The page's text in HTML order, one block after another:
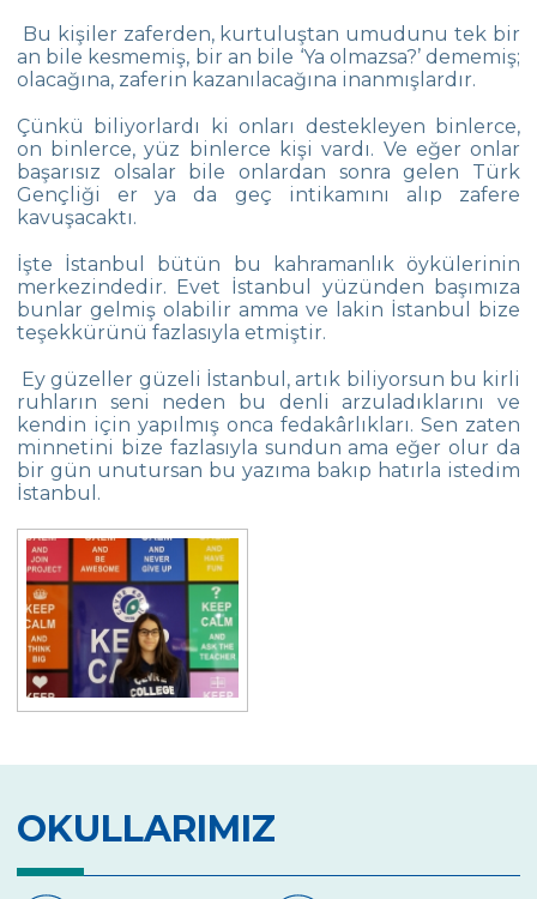
Lise Kız Yüzme Takımımızdan Başarı
Toprak Günü Etkinlikleri
Geleneksel 11. Sınıflar İngilizce Münazara
Turnuvası
Çevre Talks-2021
Çevre Lisesinde Mangala Turnuvası
Çevre Lisesi Uluslararası Sertifika Töreni
ÇEVRE KOLEJİNDE CUMHURİYET COŞKUSU
29 Ekim Cumhuriyet Bayramı Çelenk
Koyma Töreni
Toronto Üniversitesi Sunumu
Voice For All Resim Sergisi
Çevre Lisesi Uluslararası Matematik
Sınavında
Harvard UNICEF Kulübü Büyükelçisi
Breaking Bread Uluslararası Ortaklık
Projesi
Çevre Lisesi Kapanış Töreni ile Tatile Girdi
Bu kişiler zaferden, kurtuluştan umudunu tek bir
an bile kesmemiş, bir an bile ‘Ya olmazsa?’ dememiş;
olacağına, zaferin kazanılacağına inanmışlardır.
Çünkü biliyorlardı ki onları destekleyen binlerce,
on binlerce, yüz binlerce kişi vardı. Ve eğer onlar
başarısız olsalar bile onlardan sonra gelen Türk
Gençliği er ya da geç intikamını alıp zafere
kavuşacaktı.
İşte İstanbul bütün bu kahramanlık öykülerinin
merkezindedir. Evet İstanbul yüzünden başımıza
bunlar gelmiş olabilir amma ve lakin İstanbul bize
teşekkürünü fazlasıyla etmiştir.
Ey güzeller güzeli İstanbul, artık biliyorsun bu kirli
ruhların seni neden bu denli arzuladıklarını ve
kendin için yapılmış onca fedakârlıkları. Sen zaten
minnetini bize fazlasıyla sundun ama eğer olur da
bir gün unutursan bu yazıma bakıp hatırla istedim
İstanbul.
OKULLARIMIZ